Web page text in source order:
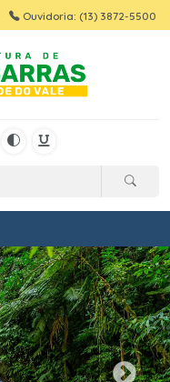
Ouvidoria: (13) 3872-5500